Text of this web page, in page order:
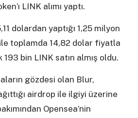
LINK alımı yaptı.
dolardan yaptığı 1,25 milyon
ile toplamda 14,82 dolar fiyatla
bin LINK satın almış oldu.
gözdesi olan Blur,
airdrop ile ilgiyi üzerine
Opensea’nin